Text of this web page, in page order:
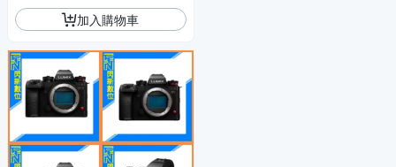
加入購物車